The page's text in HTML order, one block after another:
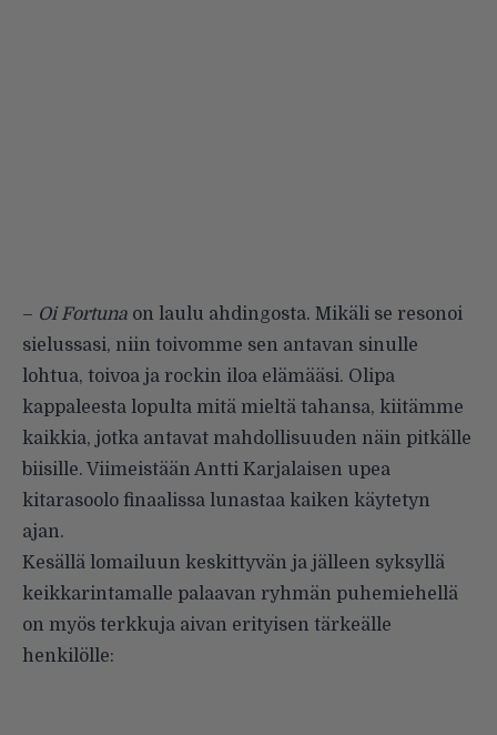
– Oi Fortuna on laulu ahdingosta. Mikäli se resonoi
sielussasi, niin toivomme sen antavan sinulle
lohtua, toivoa ja rockin iloa elämääsi. Olipa
kappaleesta lopulta mitä mieltä tahansa, kiitämme
kaikkia, jotka antavat mahdollisuuden näin pitkälle
biisille. Viimeistään Antti Karjalaisen upea
kitarasoolo finaalissa lunastaa kaiken käytetyn
ajan.
Kesällä lomailuun keskittyvän ja jälleen syksyllä
keikkarintamalle palaavan ryhmän puhemiehellä
on myös terkkuja aivan erityisen tärkeälle
henkilölle: